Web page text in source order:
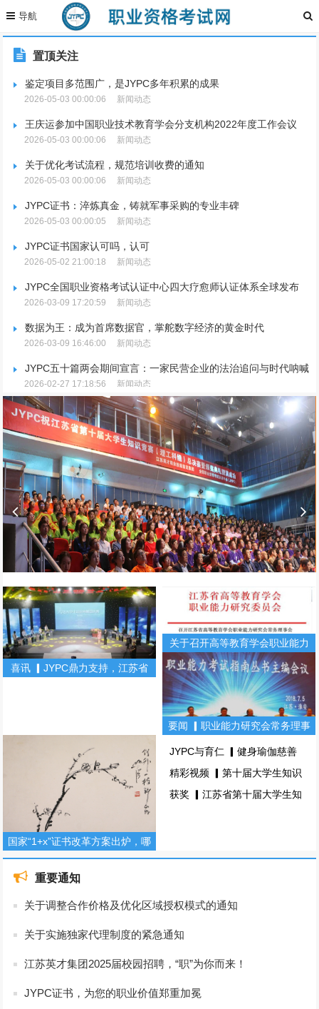
置顶关注
鉴定项目多范围广，是JYPC多年积累的成果
2026-05-03 00:00:06 新闻动态
王庆运参加中国职业技术教育学会分支机构2022年度工作会议
2026-05-03 00:00:06 新闻动态
关于优化考试流程，规范培训收费的通知
2026-05-03 00:00:06 新闻动态
JYPC证书：淬炼真金，铸就军事采购的专业丰碑
2026-05-03 00:00:05 新闻动态
JYPC证书国家认可吗，认可
2026-05-02 21:00:18 新闻动态
JYPC全国职业资格考试认证中心四大疗愈师认证体系全球发布
2026-03-09 17:20:59 新闻动态
数据为王：成为首席数据官，掌舵数字经济的黄金时代
2026-03-09 16:46:00 新闻动态
JYPC五十篇两会期间宣言：一家民营企业的法治追问与时代呐喊
2026-02-27 17:18:56 新闻动态
JYPC重磅宣布：推行全国独家代理制，聚焦品牌升级与市场规范
2026-02-25 15:09:36 新闻动态
放假通知
2026-01-27 17:14:50 新闻动态
喜讯 ▎JYPC鼎力支持，江苏省
关于召开高等教育学会职业能力
研究会常务理事会暨职业能力丛
书主编会的通知
要闻 ▎职业能力研究会常务理事
会暨职业能力考试指南丛书主编
国家“1+x”证书改革方案出炉，哪
些证书备受青睐？(图文)
JYPC与育仁 ▎健身瑜伽慈善
主题颁奖盛典，圆满落幕！(图
文)
精彩视频 ▎第十届大学生知识
竞赛总决赛！(图文)
获奖 ▎江苏省第十届大学生知
重要通知
关于调整合作价格及优化区域授权模式的通知
关于实施独家代理制度的紧急通知
江苏英才集团2025届校园招聘，“职”为你而来！
JYPC证书，为您的职业价值郑重加冕